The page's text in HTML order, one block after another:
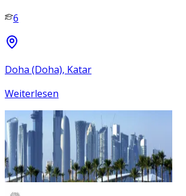
6
Doha (Doha), Katar
Weiterlesen